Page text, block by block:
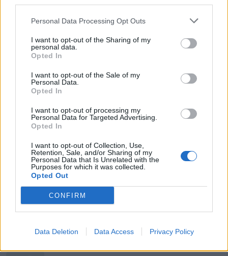
Personal Data Processing Opt Outs
I want to opt-out of the Sharing of my
personal data.
Opted In
I want to opt-out of the Sale of my
Personal Data.
Opted In
I want to opt-out of processing my
Personal Data for Targeted Advertising.
Opted In
I want to opt-out of Collection, Use,
Retention, Sale, and/or Sharing of my
Personal Data that Is Unrelated with the
Purposes for which it was collected.
Opted Out
CONFIRM
Data Deletion Data Access Privacy Policy
24 826 visningar213 kommentarer 74 25 maj 11
Nissan 200sx"MANIAC"(1989)
36 466 visningar226 kommentarer 170 5 maj 11